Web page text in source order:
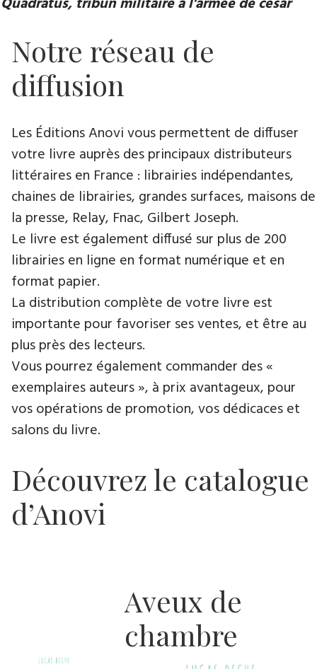
Notre réseau de
diffusion
Les Éditions Anovi vous permettent de diffuser
votre livre auprès des principaux distributeurs
littéraires en France : librairies indépendantes,
chaines de librairies, grandes surfaces, maisons de
la presse, Relay, Fnac, Gilbert Joseph.
Le livre est également diffusé sur plus de 200
librairies en ligne en format numérique et en
format papier.
La distribution complète de votre livre est
importante pour favoriser ses ventes, et être au
plus près des lecteurs.
Vous pourrez également commander des «
exemplaires auteurs », à prix avantageux, pour
vos opérations de promotion, vos dédicaces et
salons du livre.
Découvrez le catalogue
d’Anovi
Aveux de
chambre